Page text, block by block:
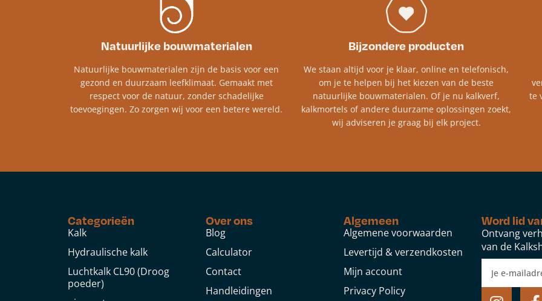
Natuurlijke bouwmaterialen
Natuurlijke bouwmaterialen zijn de basis voor een
gezond en duurzaam leefklimaat. Gemaakt met
respect voor de natuur, zonder schadelijke
toevoegingen. Zo zorgen wij voor een betere wereld.
Bijzondere producten
We staan altijd voor je klaar, online en telefonisch,
om je te helpen bij het kiezen van de beste
natuurlijke bouwmaterialen. Of je nu kalkverf,
kalkmortels of andere duurzame oplossingen zoekt,
wij adviseren je graag bij elk project.​
te
Categorieën
Kalk
Hydraulische kalk
Luchtkalk CL90 (Droog
poeder)
Over ons
Blog
Calculator
Contact
Handleidingen
Algemeen
Algemene voorwaarden
Levertijd & verzendkosten
Mijn account
Privacy Policy
Word lid
Ontvang
van de